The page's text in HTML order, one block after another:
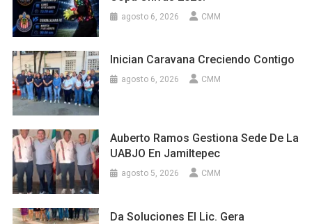
agosto 6, 2026 CMM
Inician Caravana Creciendo Contigo
agosto 6, 2026 CMM
Auberto Ramos Gestiona Sede De La
UABJO En Jamiltepec
agosto 5, 2026 CMM
Da Soluciones El Lic. Gera